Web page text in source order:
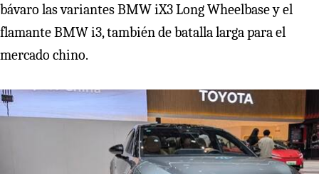
bávaro las variantes BMW iX3 Long Wheelbase y el
flamante BMW i3, también de batalla larga para el
mercado chino.